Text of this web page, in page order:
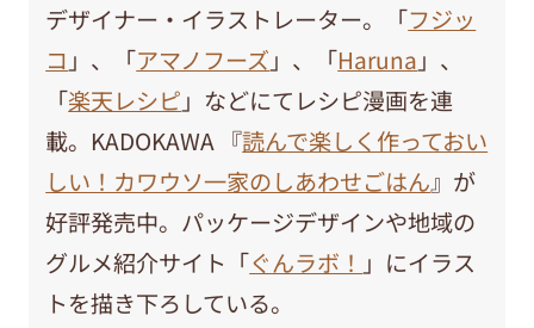
デザイナー・イラストレーター。「フジッ
コ 」、「アマノフーズ 」、「Haruna 」、
「楽天レシピ 」などにてレシピ漫画を連
載。KADOKAWA 『読んで楽しく作っておい
しい！カワウソ一家のしあわせごはん』が
好評発売中。パッケージデザインや地域の
グルメ紹介サイト「ぐんラボ！ 」にイラス
トを描き下ろしている。